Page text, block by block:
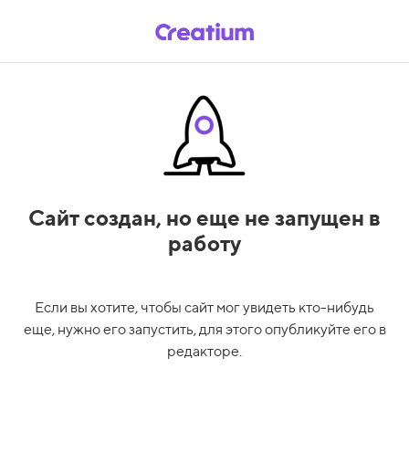
Сайт создан, но еще не запущен в
работу
Если вы хотите, чтобы сайт мог увидеть кто-нибудь
еще, нужно его запустить, для этого опубликуйте его в
редакторе.